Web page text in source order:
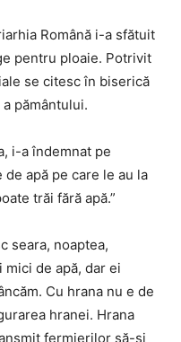
Română i-a sfătuit
pentru ploaie. Potrivit
se citesc în biserică
pământului.
i-a îndemnat pe
apă pe care le au la
trăi fără apă.”
seara, noaptea,
de apă, dar ei
Cu hrana nu e de
hranei. Hrana
fermierilor să-și